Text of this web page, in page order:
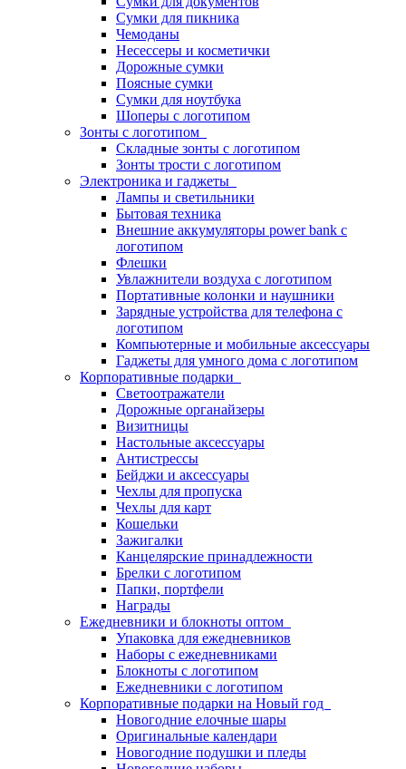
Сумки для пикника
Чемоданы
Несессеры и косметички
Дорожные сумки
Поясные сумки
Сумки для ноутбука
Шоперы с логотипом
Зонты с логотипом
Складные зонты с логотипом
Зонты трости с логотипом
Электроника и гаджеты
Лампы и светильники
Бытовая техника
Внешние аккумуляторы power bank с
логотипом
Флешки
Увлажнители воздуха с логотипом
Портативные колонки и наушники
Зарядные устройства для телефона с
логотипом
Компьютерные и мобильные аксессуары
Гаджеты для умного дома с логотипом
Корпоративные подарки
Светоотражатели
Дорожные органайзеры
Визитницы
Настольные аксессуары
Антистрессы
Бейджи и аксессуары
Чехлы для пропуска
Чехлы для карт
Кошельки
Зажигалки
Канцелярские принадлежности
Брелки с логотипом
Папки, портфели
Награды
Ежедневники и блокноты оптом
Упаковка для ежедневников
Наборы с ежедневниками
Блокноты с логотипом
Ежедневники с логотипом
Корпоративные подарки на Новый год
Новогодние елочные шары
Оригинальные календари
Новогодние подушки и пледы